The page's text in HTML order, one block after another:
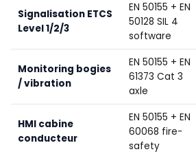
Signalisation ETCS
Level 1/2/3
EN 50155 + EN
50128 SIL 4
software
Monitoring bogies
/ vibration
EN 50155 + EN
61373 Cat 3
axle
HMI cabine
conducteur
EN 50155 + EN
60068 fire-
safety